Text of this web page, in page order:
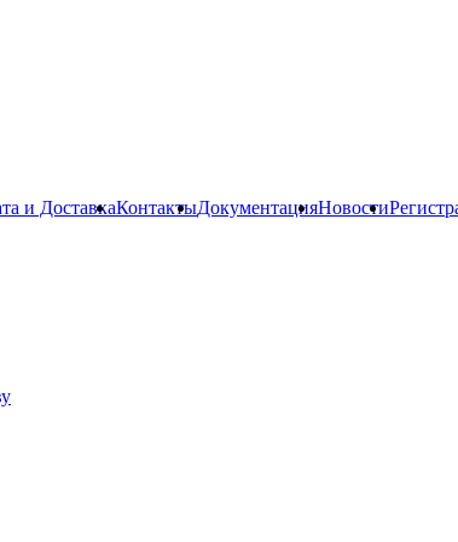
и ДоставкаКонтактыДокументацияНовости